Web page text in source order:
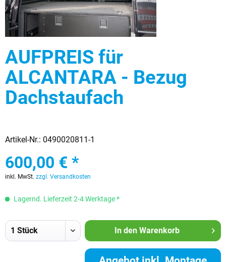
AUFPREIS für
ALCANTARA - Bezug
Dachstaufach
Artikel-Nr.: 0490020811-1
600,00 € *
inkl. MwSt. zzgl. Versandkosten
Lagernd. Lieferzeit 2-4 Werktage *
In den Warenkorb